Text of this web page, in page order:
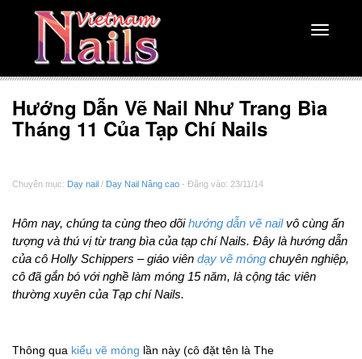
Toggle
Hướng Dẫn Vẽ Nail Như Trang Bìa
Tháng 11 Của Tạp Chí Nails
Chuyên mục: Dạy nail / Dạy Nail Nâng cao - Đăng vào: 23/11/14
Hôm nay, chúng ta cùng theo dõihướng dẫn vẽ nailvô cùng ấn
tượng và thú vị từ trang bìa của tạp chí Nails. Đây là hướng dẫn
của cô Holly Schippers – giáo viên dạy vẽ móng chuyên nghiệp,
cô đã gắn bó với nghề làm móng 15 năm, là cộng tác viên
thường xuyên của Tạp chí Nails.
Thông qua kiểu vẽ móng lần này (cô đặt tên là The